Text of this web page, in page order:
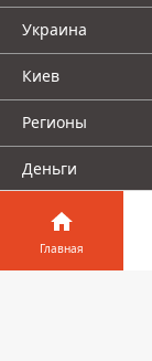
Украина
Киев
Регионы
Деньги
Шоу-биз
Главная